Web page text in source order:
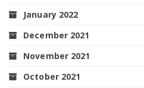
January 2022
December 2021
November 2021
October 2021